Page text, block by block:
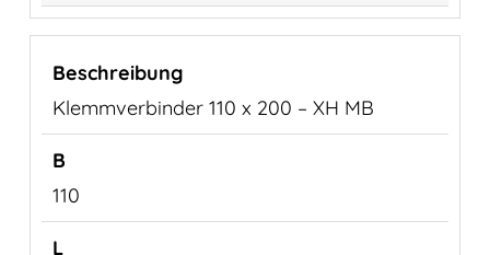
Klemmverbinder 110 x 200 – XH MB
110